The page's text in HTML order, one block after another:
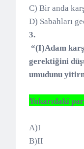
C) Bir anda
D) Sabahları
3.
“(I)Adam
gerektiğini
umudunu
Yukarıdaki
A)I
B)II